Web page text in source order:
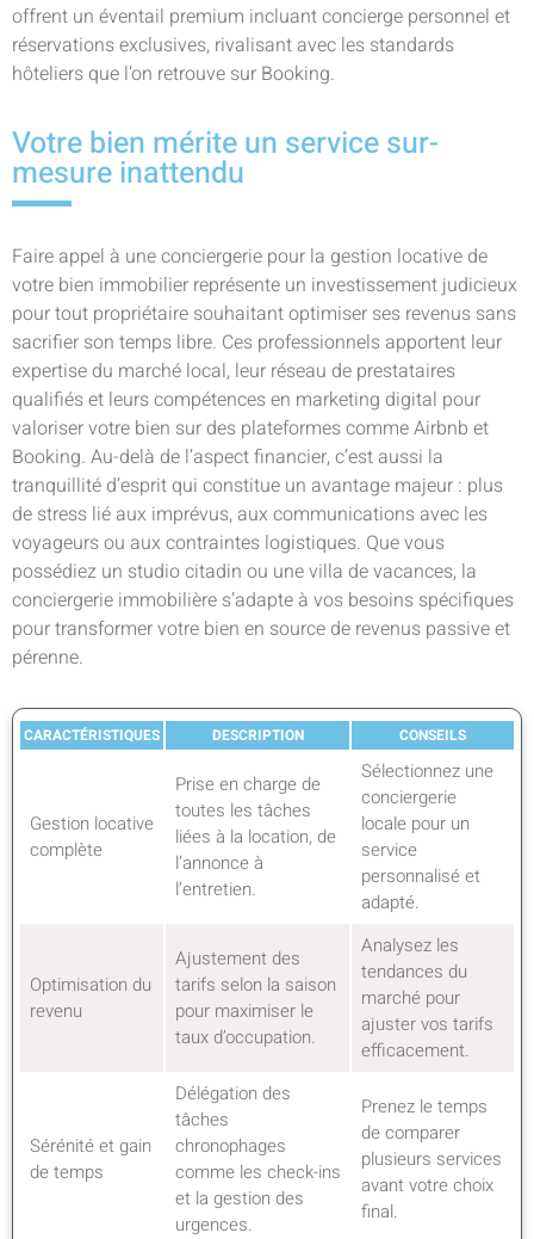
offrent un éventail premium incluant concierge personnel et
réservations exclusives, rivalisant avec les standards
hôteliers que l’on retrouve sur Booking.
Votre bien mérite un service sur-
mesure inattendu
Faire appel à une conciergerie pour la gestion locative de
votre bien immobilier représente un investissement judicieux
pour tout propriétaire souhaitant optimiser ses revenus sans
sacrifier son temps libre. Ces professionnels apportent leur
expertise du marché local, leur réseau de prestataires
qualifiés et leurs compétences en marketing digital pour
valoriser votre bien sur des plateformes comme Airbnb et
Booking. Au-delà de l’aspect financier, c’est aussi la
tranquillité d’esprit qui constitue un avantage majeur : plus
de stress lié aux imprévus, aux communications avec les
voyageurs ou aux contraintes logistiques. Que vous
possédiez un studio citadin ou une villa de vacances, la
conciergerie immobilière s’adapte à vos besoins spécifiques
pour transformer votre bien en source de revenus passive et
pérenne.
CARACTÉRISTIQUES DESCRIPTION CONSEILS
Gestion locative
complète
Prise en charge de
toutes les tâches
liées à la location, de
l’annonce à
l’entretien.
Sélectionnez une
conciergerie
locale pour un
service
personnalisé et
adapté.
Optimisation du
revenu
Ajustement des
tarifs selon la saison
pour maximiser le
taux d’occupation.
Analysez les
tendances du
marché pour
ajuster vos tarifs
efficacement.
Sérénité et gain
de temps
Délégation des
tâches
chronophages
comme les check-ins
et la gestion des
urgences.
Prenez le temps
de comparer
plusieurs services
avant votre choix
final.